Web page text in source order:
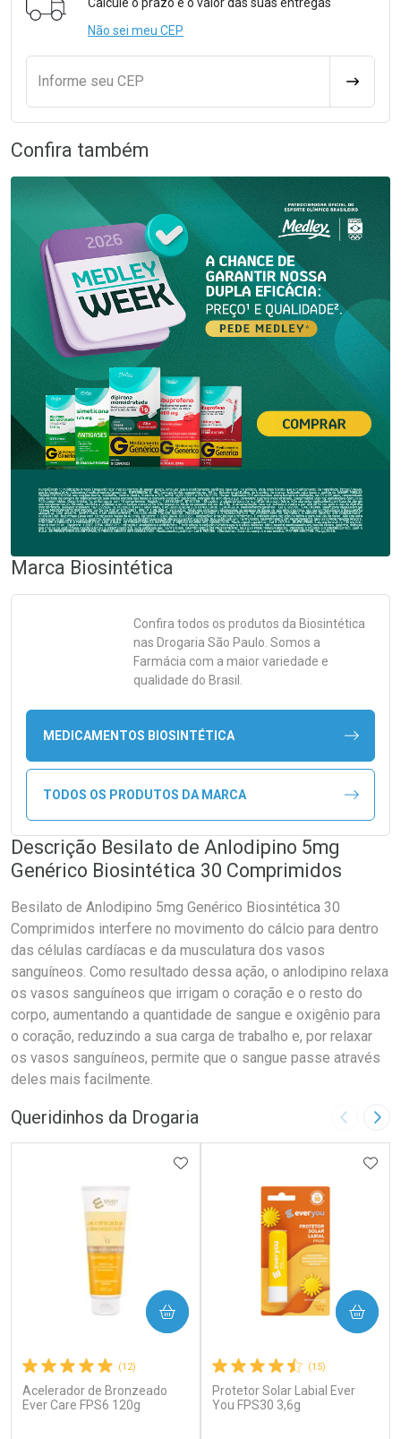
Não sei meu CEP
Informe seu CEP
Confira também
Marca Biosintética
Confira todos os produtos da Biosintética
nas Drogaria São Paulo. Somos a
Farmácia com a maior variedade e
qualidade do Brasil.
MEDICAMENTOS BIOSINTÉTICA
TODOS OS PRODUTOS DA MARCA
Descrição Besilato de Anlodipino 5mg
Genérico Biosintética 30 Comprimidos
Besilato de Anlodipino 5mg Genérico Biosintética 30
Comprimidos interfere no movimento do cálcio para dentro
das células cardíacas e da musculatura dos vasos
sanguíneos. Como resultado dessa ação, o anlodipino relaxa
os vasos sanguíneos que irrigam o coração e o resto do
corpo, aumentando a quantidade de sangue e oxigênio para
o coração, reduzindo a sua carga de trabalho e, por relaxar
os vasos sanguíneos, permite que o sangue passe através
deles mais facilmente.
Queridinhos da Drogaria Imagem
(12)
Acelerador de Bronzeado
Ever Care FPS6 120g
ADICIONAR AOS FAVORITOS
COMPRAR
(15)
Protetor Solar Labial Ever
You FPS30 3,6g
COMPRAR